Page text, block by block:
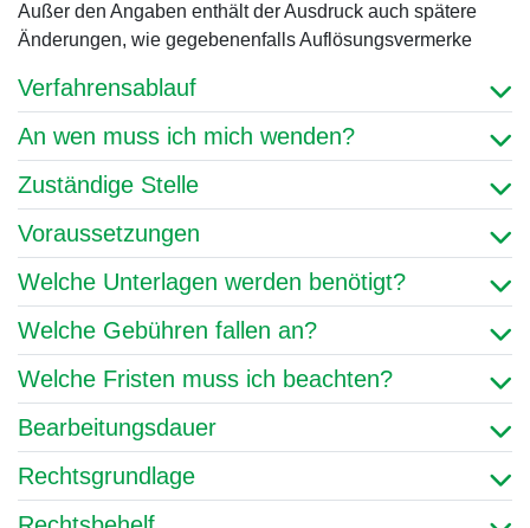
Außer den Angaben enthält der Ausdruck auch spätere
Änderungen, wie gegebenenfalls Auflösungsvermerke
Verfahrensablauf
An wen muss ich mich wenden?
Zuständige Stelle
Voraussetzungen
Welche Unterlagen werden benötigt?
Welche Gebühren fallen an?
Welche Fristen muss ich beachten?
Bearbeitungsdauer
Rechtsgrundlage